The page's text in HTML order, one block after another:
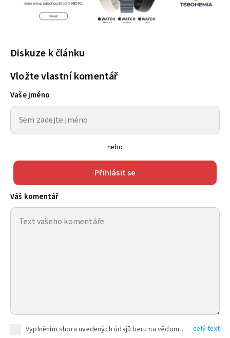
Diskuze k článku
Vložte vlastní komentář
Vaše jméno
nebo
Přihlásit se
Váš komentář
Vyplněním shora uvedených údajů beru na vědomí, že společnost TEXT FACTORY s.r.o., sídlem Brno, Durďákova 336/29, Černá Pole, PSČ: 613 00, IČ: 06157831, zapsané u Krajského soudu v Brně, oddíl C, vložka 100399, bude zpracovávat mé osobní údaje uvedené v rámci mnou vyplněného registračního formuláře na základě oprávněných zájmů TEXT FACTORY s.r.o. dle čl. 6 odst. 1 písm. f) GDPR a pro splnění právních povinností (čl. 6 odst. 1 písm. c) GDPR), a to pro tyto účely: nezbytnost zajistit oprávnění návštěvníka webových stránek provozovaných společností TEXT FACTORY s.r.o. přispívat aktivně ke zveřejněným článkům nebo v rámci diskusních fór a výkon práv TEXT FACTORY s.r.o. jako administrátora těchto diskusních fór. Více informací o zpracování osobních údajů a právech lze nalézt v celý text